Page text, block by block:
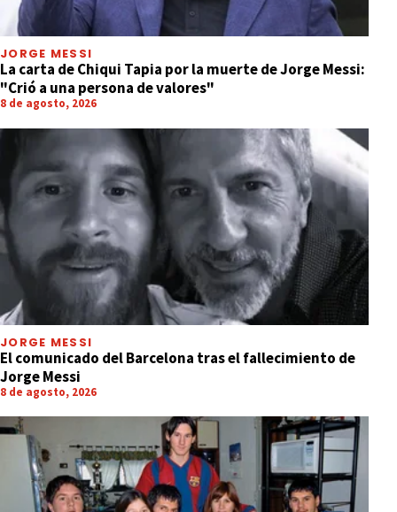
JORGE MESSI
La carta de Chiqui Tapia por la muerte de Jorge Messi:
"Crió a una persona de valores"
8 de agosto, 2026
JORGE MESSI
El comunicado del Barcelona tras el fallecimiento de
Jorge Messi
8 de agosto, 2026